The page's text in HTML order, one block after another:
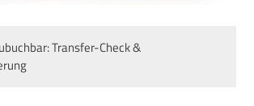
Transfer-Check &